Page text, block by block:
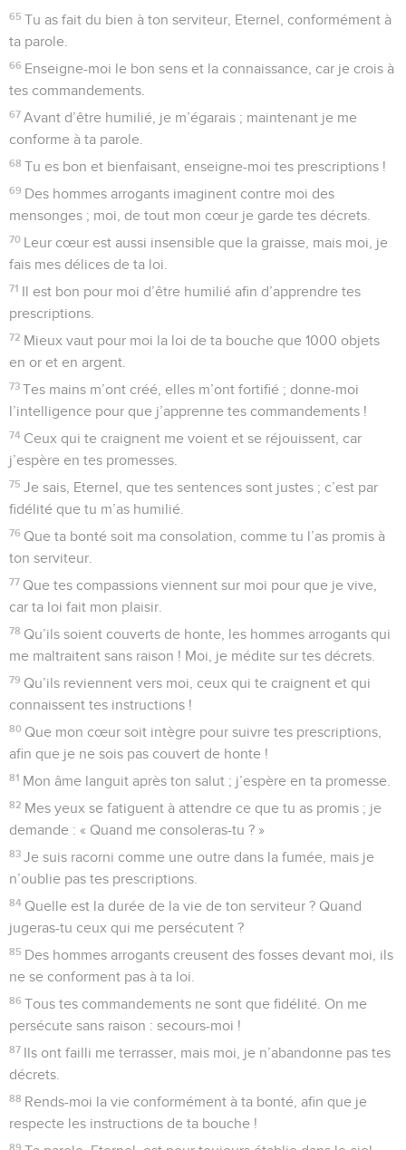
65 Tu as fait du bien à ton serviteur, Eternel, conformément à
ta parole.
66 Enseigne-moi le bon sens et la connaissance, car je crois à
tes commandements.
67 Avant d’être humilié, je m’égarais ; maintenant je me
conforme à ta parole.
68 Tu es bon et bienfaisant, enseigne-moi tes prescriptions !
69 Des hommes arrogants imaginent contre moi des
mensonges ; moi, de tout mon cœur je garde tes décrets.
70 Leur cœur est aussi insensible que la graisse, mais moi, je
fais mes délices de ta loi.
71 Il est bon pour moi d’être humilié afin d’apprendre tes
prescriptions.
72 Mieux vaut pour moi la loi de ta bouche que 1000 objets
en or et en argent.
73 Tes mains m’ont créé, elles m’ont fortifié ; donne-moi
l’intelligence pour que j’apprenne tes commandements !
74 Ceux qui te craignent me voient et se réjouissent, car
j’espère en tes promesses.
75 Je sais, Eternel, que tes sentences sont justes ; c’est par
fidélité que tu m’as humilié.
76 Que ta bonté soit ma consolation, comme tu l’as promis à
ton serviteur.
77 Que tes compassions viennent sur moi pour que je vive,
car ta loi fait mon plaisir.
78 Qu’ils soient couverts de honte, les hommes arrogants qui
me maltraitent sans raison ! Moi, je médite sur tes décrets.
79 Qu’ils reviennent vers moi, ceux qui te craignent et qui
connaissent tes instructions !
80 Que mon cœur soit intègre pour suivre tes prescriptions,
afin que je ne sois pas couvert de honte !
81 Mon âme languit après ton salut ; j’espère en ta promesse.
82 Mes yeux se fatiguent à attendre ce que tu as promis ; je
demande : « Quand me consoleras-tu ? »
83 Je suis racorni comme une outre dans la fumée, mais je
n’oublie pas tes prescriptions.
84 Quelle est la durée de la vie de ton serviteur ? Quand
jugeras-tu ceux qui me persécutent ?
85 Des hommes arrogants creusent des fosses devant moi, ils
ne se conforment pas à ta loi.
86 Tous tes commandements ne sont que fidélité. On me
persécute sans raison : secours-moi !
87 Ils ont failli me terrasser, mais moi, je n’abandonne pas tes
décrets.
88 Rends-moi la vie conformément à ta bonté, afin que je
respecte les instructions de ta bouche !
89